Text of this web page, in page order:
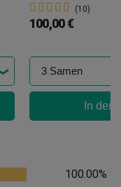
(10)
100,00 €
In den
100.00%